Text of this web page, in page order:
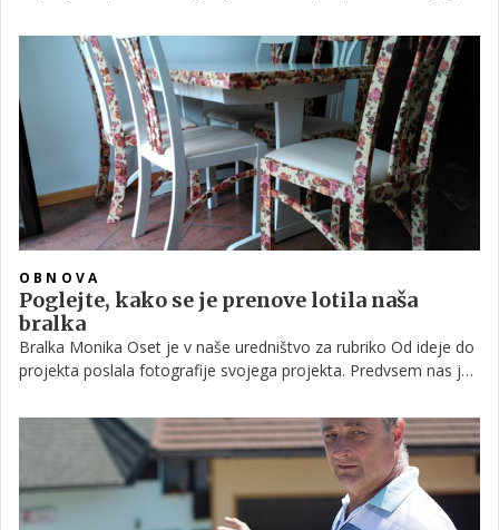
čas, ko nebogljene pikapolonice silijo v notranjosti naših
domov; če ga postavimo na vrtu, olajšamo življenje tako njim
kot tudi nam samim.
OBNOVA
Poglejte, kako se je prenove lotila naša
bralka
Bralka Monika Oset je v naše uredništvo za rubriko Od ideje do
projekta poslala fotografije svojega projekta. Predvsem nas je
in stolov dobila med prebiranjem člankov na naši spletni strani.
Poglejte, kako ji je z malce domišljije in ročnih spretnosti
uspelo polepšati jedilnico.